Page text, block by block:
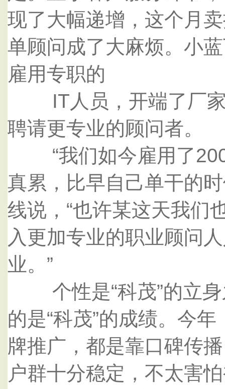
现了大幅递增，这个月
单顾问成了大麻烦。小
雇用专职的
IT人员，开端了厂家
聘请更专业的顾问者。
“我们如今雇用了200
真累，比早自己单干的
线说，“也许某这天我们
入更加专业的职业顾问
业。”
个性是“科茂”的立身
的是“科茂”的成绩。今
牌推广，都是靠口碑传
户群十分稳定，不太害